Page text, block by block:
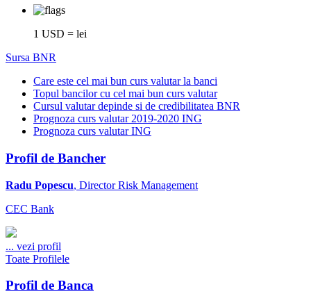
1 USD = lei
Sursa BNR
Care este cel mai bun curs valutar la banci
Topul bancilor cu cel mai bun curs valutar
Cursul valutar depinde si de credibilitatea BNR
Prognoza curs valutar 2019-2020 ING
Prognoza curs valutar ING
Profil de Bancher
Radu Popescu, Director Risk Management
CEC Bank
... vezi profil
Toate Profilele
Profil de Banca